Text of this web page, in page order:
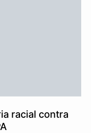
racial contra